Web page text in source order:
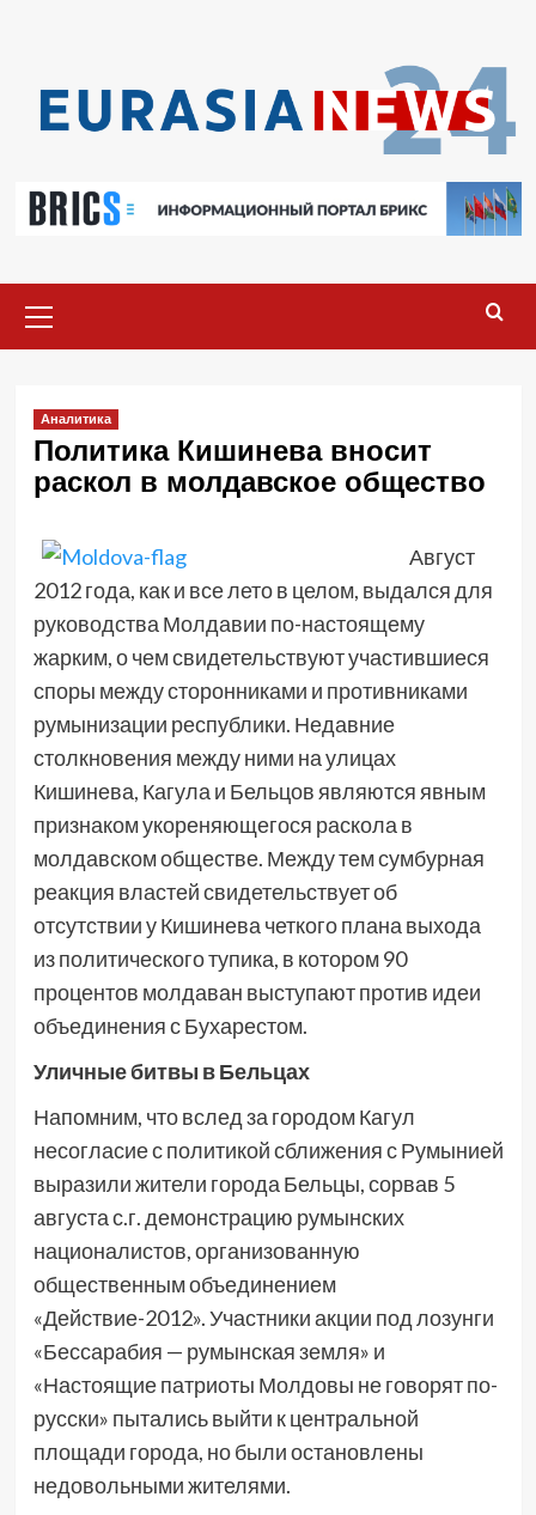
меню
Аналитика
Политика Кишинева вносит
раскол в молдавское общество
Август
2012 года, как и все лето в целом, выдался для
руководства Молдавии по-настоящему
жарким, о чем свидетельствуют участившиеся
споры между сторонниками и противниками
румынизации республики. Недавние
столкновения между ними на улицах
Кишинева, Кагула и Бельцов являются явным
признаком укореняющегося раскола в
молдавском обществе. Между тем сумбурная
реакция властей свидетельствует об
отсутствии у Кишинева четкого плана выхода
из политического тупика, в котором 90
процентов молдаван выступают против идеи
объединения с Бухарестом.
Уличные битвы в Бельцах
Напомним, что вслед за городом Кагул
несогласие с политикой сближения с Румынией
выразили жители города Бельцы, сорвав 5
августа с.г. демонстрацию румынских
националистов, организованную
общественным объединением
«Действие-2012». Участники акции под лозунги
«Бессарабия — румынская земля» и
«Настоящие патриоты Молдовы не говорят по-
русски» пытались выйти к центральной
площади города, но были остановлены
недовольными жителями.